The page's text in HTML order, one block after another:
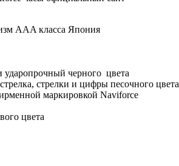
AAA класса Япония
ударопрочный черного цвета
стрелки и цифры песочного цвета
маркировкой Naviforce
цвета